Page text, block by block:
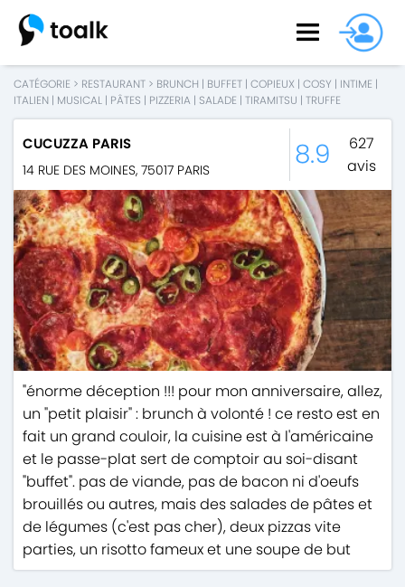
CATÉGORIE > RESTAURANT > BRUNCH | BUFFET | COPIEUX | COSY | INTIME |
ITALIEN | MUSICAL | PÂTES | PIZZERIA | SALADE | TIRAMITSU | TRUFFE
CUCUZZA PARIS
14 RUE DES MOINES, 75017 PARIS 8.9
627
avis
"énorme déception !!! pour mon anniversaire, allez,
un "petit plaisir" : brunch à volonté ! ce resto est en
fait un grand couloir, la cuisine est à l'américaine
et le passe-plat sert de comptoir au soi-disant
"buffet". pas de viande, pas de bacon ni d'oeufs
brouillés ou autres, mais des salades de pâtes et
de légumes (c'est pas cher), deux pizzas vite
parties, un risotto fameux et une soupe de but